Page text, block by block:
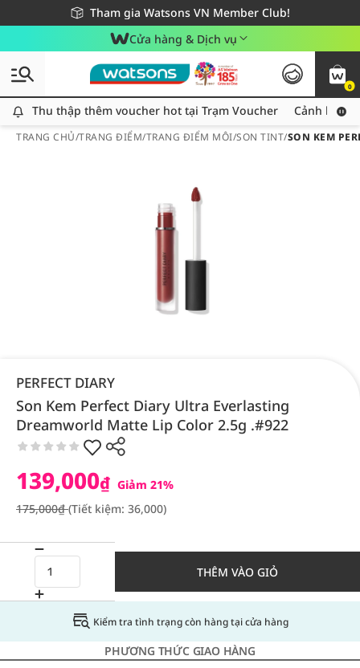
Tham gia Watsons VN Member Club!
Miễn phí giao hàng cho đơn hàng từ 249,000Đ
Giao hàng nhanh 24h - Áp dụng khu vực TP. Hồ Chí Minh
Cửa hàng & Dịch vụ
0
Thu thập thêm voucher hot tại Trạm Voucher
Thu thập thêm voucher hot tại Trạm Voucher Cảnh báo
TRANG CHỦ/TRANG ĐIỂM/TRANG ĐIỂM MÔI/SON TINT/SON KEM
PERFECT DIARY
Son Kem Perfect Diary Ultra Everlasting
Dreamworld Matte Lip Color 2.5g .#922
139,000₫ Giảm 21%
175,000₫(Tiết kiệm: 36,000)
THÊM VÀO GIỎ
Kiểm tra tình trạng còn hàng tại cửa hàng
PHƯƠNG THỨC GIAO HÀNG